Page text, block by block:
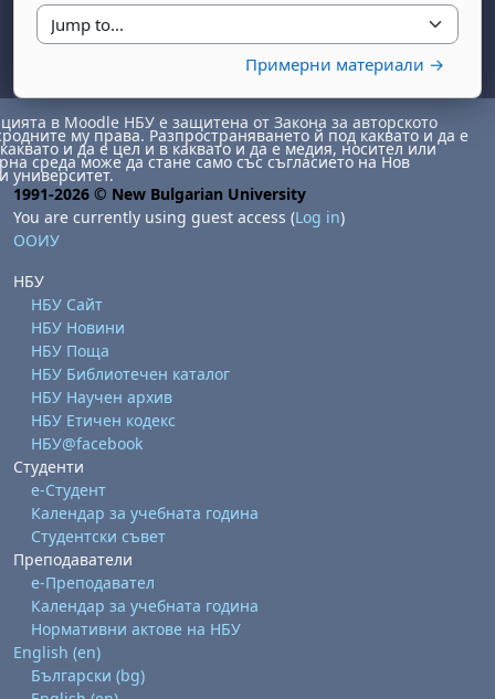
Jump to...
Примерни материали →
в Moodle НБУ е защитена от Закона за авторското
му права. Разпространяването й под каквато и да е
и да е цел и в каквато и да е медия, носител или
среда може да стане само със съгласието на Нов
университет.
1991-2026 © New Bulgarian University
You are currently using guest access (Log in)
ООИУ
НБУ
НБУ Сайт
НБУ Новини
НБУ Поща
НБУ Библиотечен каталог
НБУ Научен архив
НБУ Етичен кодекс
НБУ@facebook
Студенти
е-Студент
Календар за учебната година
Студентски съвет
Преподаватели
е-Преподавател
Календар за учебната година
Нормативни актове на НБУ
English ‎(en)‎
Български ‎(bg)‎